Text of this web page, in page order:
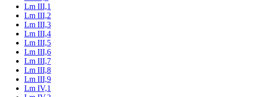
Lm III,1
Lm III,2
Lm III,3
Lm III,4
Lm III,5
Lm III,6
Lm III,7
Lm III,8
Lm III,9
Lm IV,1